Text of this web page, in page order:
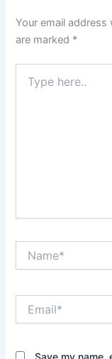
Your email
are marked *
here..